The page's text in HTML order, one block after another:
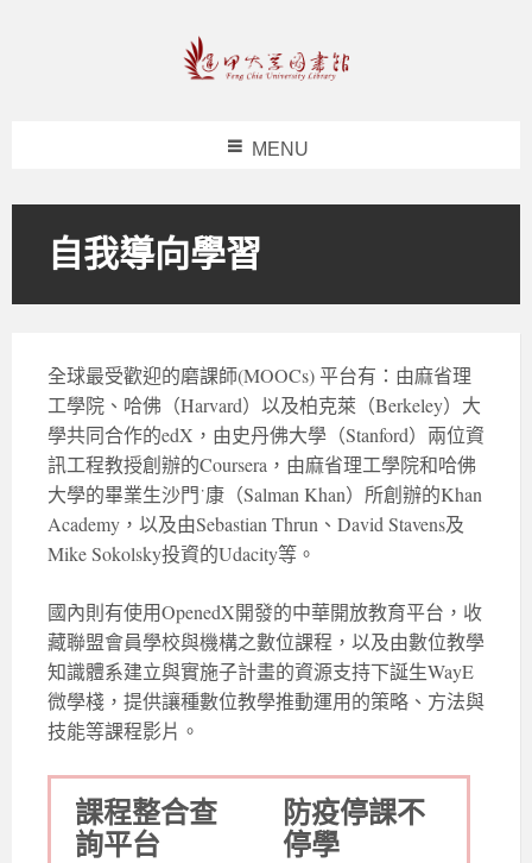
MENU
自我導向學習
全球最受歡迎的磨課師(MOOCs) 平台有：由麻省理
工學院、哈佛（Harvard）以及柏克萊（Berkeley）大
學共同合作的edX，由史丹佛大學（Stanford）兩位資
訊工程教授創辦的Coursera，由麻省理工學院和哈佛
大學的畢業生沙門˙康（Salman Khan）所創辦的Khan
Academy，以及由Sebastian Thrun、David Stavens及
Mike Sokolsky投資的Udacity等。
國內則有使用OpenedX開發的中華開放教育平台，收
藏聯盟會員學校與機構之數位課程，以及由數位教學
知識體系建立與實施子計畫的資源支持下誕生WayE
微學棧，提供讓種數位教學推動運用的策略、方法與
技能等課程影片。
課程整合查
詢平台
防疫停課不
停學